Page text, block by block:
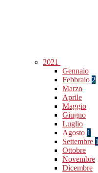
2021
Gennaio
Febbraio 2
Marzo
Aprile
Maggio
Giugno
Luglio
Agosto 1
Settembre 1
Ottobre
Novembre
Dicembre